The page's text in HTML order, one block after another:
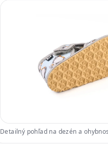
Detailný pohľad na dezén a